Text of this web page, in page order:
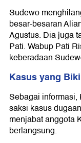
Sudewo
besar-besaran
Agustus. Dia juga
Pati. Wabup Pati
keberadaan
Kasus yang
Sebagai
saksi kasus
menjabat anggota
berlangsung.